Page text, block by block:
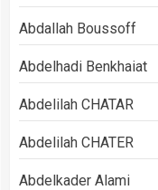
Abdallah Boussoff
Abdelhadi Benkhaiat
Abdelilah CHATAR
Abdelilah CHATER
Abdelkader Alami